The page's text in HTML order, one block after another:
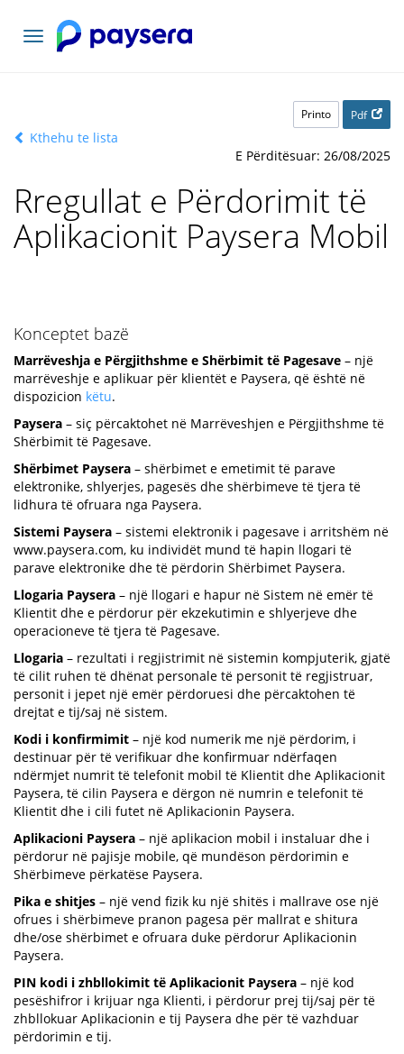
Navigacioni
toggle
Printo Pdf
Kthehu te lista
E Përditësuar: 26/08/2025
Rregullat e Përdorimit të
Aplikacionit Paysera Mobil
Konceptet bazë
Marrëveshja e Përgjithshme e Shërbimit të Pagesave – një
marrëveshje e aplikuar për klientët e Paysera, që është në
dispozicion këtu.
Paysera – siç përcaktohet në Marrëveshjen e Përgjithshme të
Shërbimit të Pagesave.
Shërbimet Paysera – shërbimet e emetimit të parave
elektronike, shlyerjes, pagesës dhe shërbimeve të tjera të
lidhura të ofruara nga Paysera.
Sistemi Paysera – sistemi elektronik i pagesave i arritshëm në
www.paysera.com, ku individët mund të hapin llogari të
parave elektronike dhe të përdorin Shërbimet Paysera.
Llogaria Paysera – një llogari e hapur në Sistem në emër të
Klientit dhe e përdorur për ekzekutimin e shlyerjeve dhe
operacioneve të tjera të Pagesave.
Llogaria – rezultati i regjistrimit në sistemin kompjuterik, gjatë
të cilit ruhen të dhënat personale të personit të regjistruar,
personit i jepet një emër përdoruesi dhe përcaktohen të
drejtat e tij/saj në sistem.
Kodi i konfirmimit – një kod numerik me një përdorim, i
destinuar për të verifikuar dhe konfirmuar ndërfaqen
ndërmjet numrit të telefonit mobil të Klientit dhe Aplikacionit
Paysera, të cilin Paysera e dërgon në numrin e telefonit të
Klientit dhe i cili futet në Aplikacionin Paysera.
Aplikacioni Paysera – një aplikacion mobil i instaluar dhe i
përdorur në pajisje mobile, që mundëson përdorimin e
Shërbimeve përkatëse Paysera.
Pika e shitjes – një vend fizik ku një shitës i mallrave ose një
ofrues i shërbimeve pranon pagesa për mallrat e shitura
dhe/ose shërbimet e ofruara duke përdorur Aplikacionin
Paysera.
PIN kodi i zhbllokimit të Aplikacionit Paysera – një kod
pesëshifror i krijuar nga Klienti, i përdorur prej tij/saj për të
zhbllokuar Aplikacionin e tij Paysera dhe për të vazhduar
përdorimin e tij.